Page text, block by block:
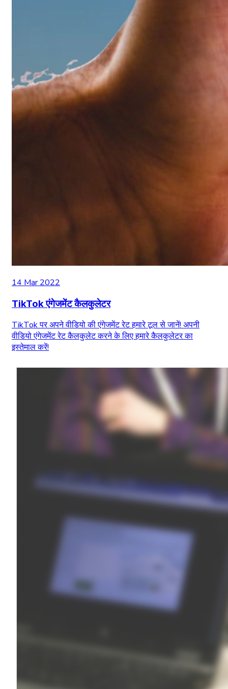
14 Mar 2022
TikTok एंगेजमेंट कैलकुलेटर
TikTok पर अपने वीडियो की एंगेजमेंट रेट हमारे टूल से जानें! अपनी
वीडियो एंगेजमेंट रेट कैलकुलेट करने के लिए हमारे कैलकुलेटर का
इस्तेमाल करें!